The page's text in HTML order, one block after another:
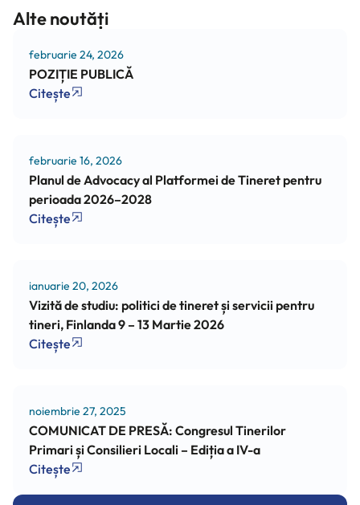
Alte noutăți
februarie 24, 2026
POZIȚIE PUBLICĂ
Citește
februarie 16, 2026
Planul de Advocacy al Platformei de Tineret pentru
perioada 2026–2028
Citește
ianuarie 20, 2026
Vizită de studiu: politici de tineret și servicii pentru
tineri, Finlanda 9 – 13 Martie 2026
Citește
noiembrie 27, 2025
COMUNICAT DE PRESĂ: Congresul Tinerilor
Primari și Consilieri Locali – Ediția a IV-a
Citește